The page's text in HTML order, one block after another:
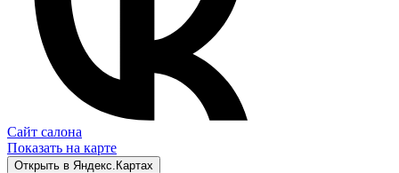
Сайт салона
Показать на карте
Открыть в Яндекс.Картах